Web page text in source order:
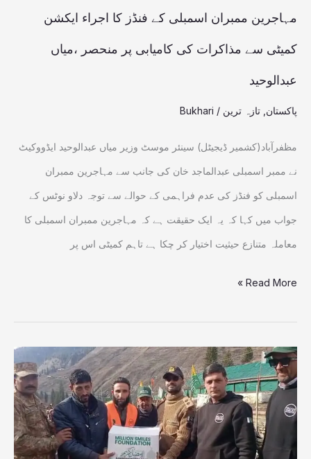
مہاجرین ممبران اسمبلی کے فنڈز کا اجراء ایکشن
کمیٹی سے مذاکرات کی کامیابی پر منحصر ،میاں
عبدالوحید
پاکستان تازہ ترین /
Bukhari
مظفرآباد(کشمیر ڈیجیٹل) سینئر موسٹ وزیر میاں عبدالوحید ایڈووکیٹ
نے ممبر اسمبلی عبدالماجد خان کی جانب سے مہاجرین ممبران
اسمبلی کو فنڈز کی عدم فراہمی کے حوالے سے توجہ دلاو نوٹس کے
جواب میں کہا کہ یہ ایک حقیقت ہے کہ مہاجرین ممبران اسمبلی کا
معاملہ متنازع حیثیت اختیار کر چکا ہے تاہم کمیٹی اس پر
کمیٹی
کی
کامیابی
Read More »
پاک
فوج
اور
سمائلز